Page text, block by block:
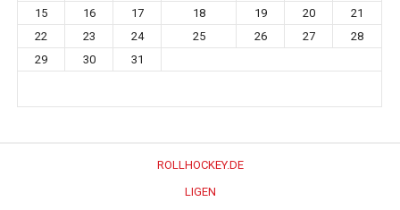
15
16 17 18 19 20
21
22
23 24 25 26 27
28
29
30 31
ROLLHOCKEY.DE
LIGEN